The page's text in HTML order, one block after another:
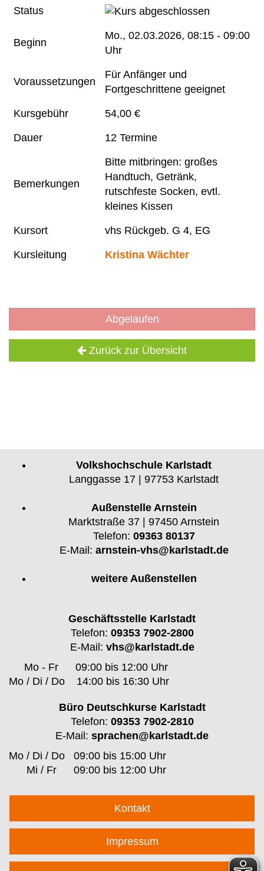
Status
Beginn
Mo., 02.03.2026, 08:15 - 09:00
Uhr
Voraussetzungen
Für Anfänger und
Fortgeschrittene geeignet
Kursgebühr 54,00 €
Dauer 12 Termine
Bemerkungen
Bitte mitbringen: großes
Handtuch, Getränk,
rutschfeste Socken, evtl.
kleines Kissen
Kursort vhs Rückgeb. G 4, EG
Kursleitung Kristina Wächter
Abgelaufen
Zurück zur Übersicht
Volkshochschule Karlstadt
Langgasse 17 | 97753 Karlstadt
Außenstelle Arnstein
Marktstraße 37 | 97450 Arnstein
Telefon: 09363 80137
E-Mail: arnstein-vhs@karlstadt.de
weitere Außenstellen
Geschäftsstelle Karlstadt
Telefon: 09353 7902-2800
E-Mail: vhs@karlstadt.de
Mo - Fr
09:00 bis 12:00 Uhr
Mo / Di / Do
14:00 bis 16:30 Uhr
Büro Deutschkurse Karlstadt
Telefon: 09353 7902-2810
E-Mail: sprachen@karlstadt.de
Mo / Di / Do 09:00 bis 15:00 Uhr
Mi / Fr
09:00 bis 12:00 Uhr
Kontakt
Impressum